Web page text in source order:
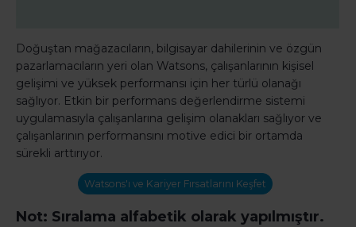
Doğuştan mağazacıların, bilgisayar dahilerinin ve özgün
pazarlamacıların yeri olan Watsons, çalışanlarının kişisel
gelişimi ve yüksek performansı için her türlü olanağı
sağlıyor. Etkin bir performans değerlendirme sistemi
uygulamasıyla çalışanlarına gelişim olanakları sağlıyor ve
çalışanlarının performansını motive edici bir ortamda
sürekli arttırıyor.
Watsons'ı ve Kariyer Fırsatlarını Keşfet
Not: Sıralama alfabetik olarak yapılmıştır.